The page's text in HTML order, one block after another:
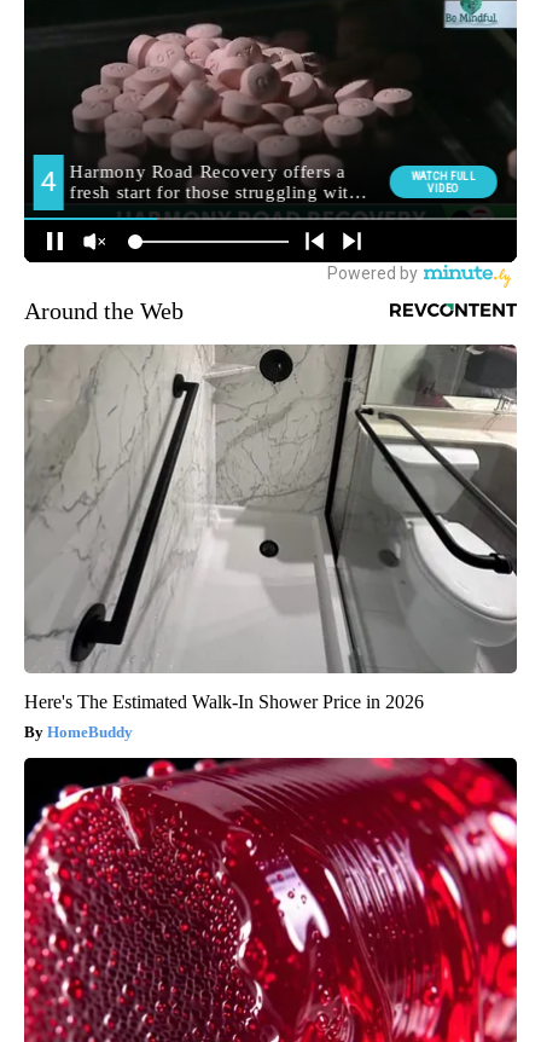
Around the Web
Here's The Estimated Walk-In Shower Price in 2026
HomeBuddy